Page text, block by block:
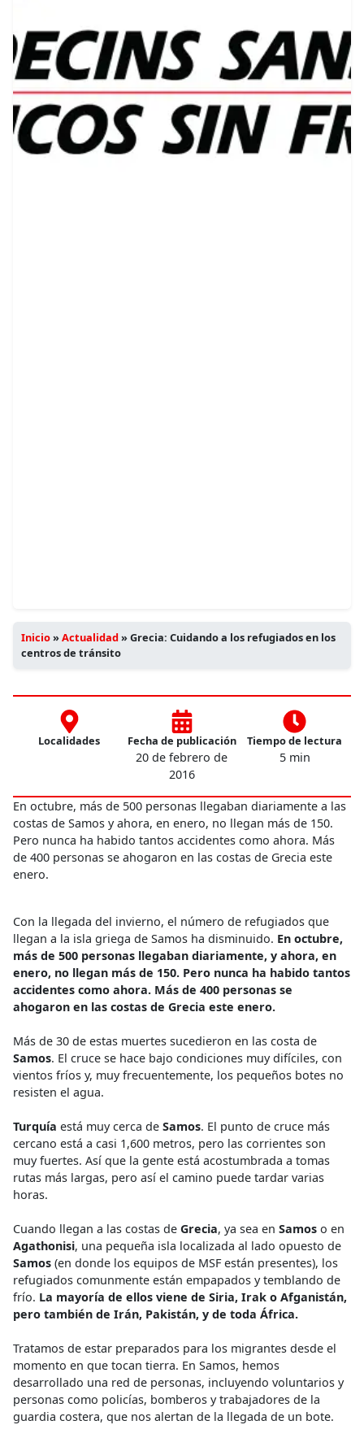
Inicio»Actualidad»Grecia: Cuidando a los refugiados en los
centros de tránsito
Localidades Fecha de publicación
20 de febrero de
2016
Tiempo de lectura
5 min
En octubre, más de 500 personas llegaban diariamente a las
costas de Samos y ahora, en enero, no llegan más de 150.
Pero nunca ha habido tantos accidentes como ahora. Más
de 400 personas se ahogaron en las costas de Grecia este
enero.
Con la llegada del invierno, el número de refugiados que
llegan a la isla griega de Samos ha disminuido. En octubre,
más de 500 personas llegaban diariamente, y ahora, en
enero, no llegan más de 150. Pero nunca ha habido tantos
accidentes como ahora. Más de 400 personas se
ahogaron en las costas de Grecia este enero.
Más de 30 de estas muertes sucedieron en las costa de
Samos. El cruce se hace bajo condiciones muy difíciles, con
vientos fríos y, muy frecuentemente, los pequeños botes no
resisten el agua.
Turquía está muy cerca de Samos. El punto de cruce más
cercano está a casi 1,600 metros, pero las corrientes son
muy fuertes. Así que la gente está acostumbrada a tomas
rutas más largas, pero así el camino puede tardar varias
horas.
Cuando llegan a las costas de Grecia, ya sea en Samos o en
Agathonisi, una pequeña isla localizada al lado opuesto de
Samos (en donde los equipos de MSF están presentes), los
refugiados comunmente están empapados y temblando de
frío. La mayoría de ellos viene de Siria, Irak o Afganistán,
pero también de Irán, Pakistán, y de toda África.
Tratamos de estar preparados para los migrantes desde el
momento en que tocan tierra. En Samos, hemos
desarrollado una red de personas, incluyendo voluntarios y
personas como policías, bomberos y trabajadores de la
guardia costera, que nos alertan de la llegada de un bote.